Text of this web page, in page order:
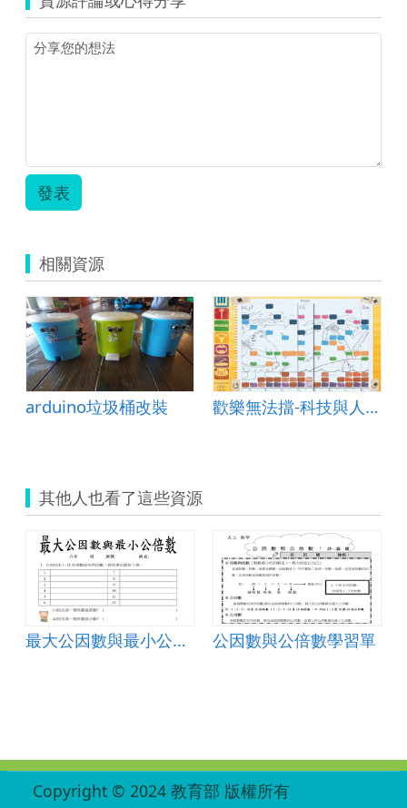
表.zip
發表
相關資源
arduino垃圾桶改裝 歡樂無法擋-科技與人文教案
其他人也看了這些資源
最大公因數與最小公倍數 公因數與公倍數學習單
Copyright © 2024 教育部 版權所有